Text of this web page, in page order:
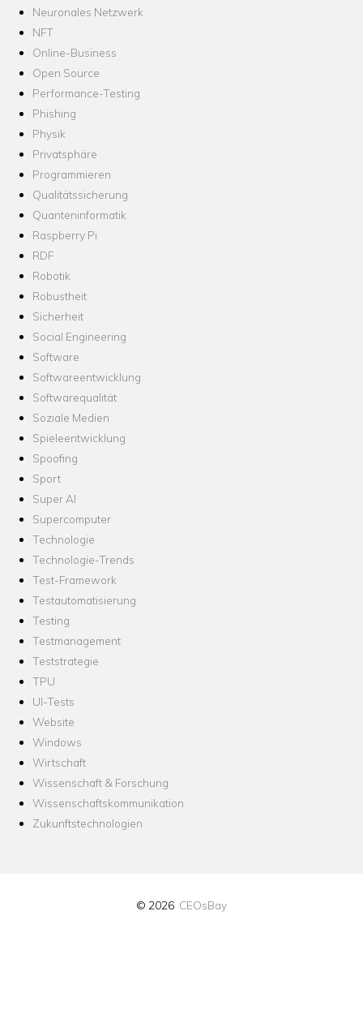
Neuronales Netzwerk
NFT
Online-Business
Open Source
Performance-Testing
Phishing
Physik
Privatsphäre
Programmieren
Qualitätssicherung
Quanteninformatik
Raspberry Pi
RDF
Robotik
Robustheit
Sicherheit
Social Engineering
Software
Softwareentwicklung
Softwarequalität
Soziale Medien
Spieleentwicklung
Spoofing
Sport
Super AI
Supercomputer
Technologie
Technologie-Trends
Test-Framework
Testautomatisierung
Testing
Testmanagement
Teststrategie
TPU
UI-Tests
Website
Windows
Wirtschaft
Wissenschaft & Forschung
Wissenschaftskommunikation
Zukunftstechnologien
© 2026 CEOsBay